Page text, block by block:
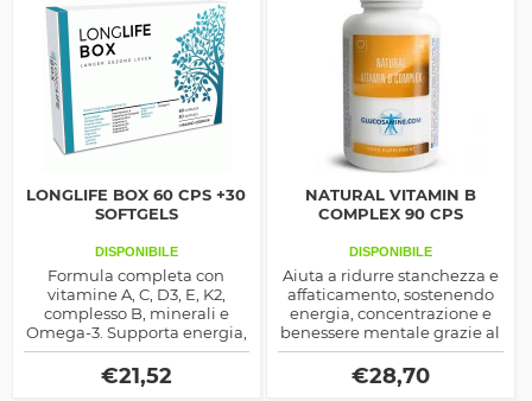
LONGLIFE BOX 60 CPS +30
SOFTGELS
DISPONIBILE
Formula completa con
vitamine A, C, D3, E, K2,
complesso B, minerali e
Omega-3. Supporta energia,
sistema immunitario, cuore,
cervello e ossa in un’unica
soluzione mensile.
€21,52
NATURAL VITAMIN B
COMPLEX 90 CPS
DISPONIBILE
Aiuta a ridurre stanchezza e
affaticamento, sostenendo
energia, concentrazione e
benessere mentale grazie al
completo apporto di
vitamine del gruppo B.
€28,70